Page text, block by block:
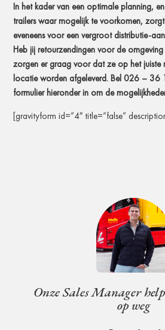
In het kader van een optimale planning,
trailers waar mogelijk te voorkomen,
eveneens voor een vergroot distributie-
Heb jij retourzendingen voor de
zorgen er graag voor dat ze op het juiste
locatie worden afgeleverd. Bel 026 – 36
formulier hieronder in om de
[gravityform id=”4″ title=”false”
Onze Sales Manager
op weg